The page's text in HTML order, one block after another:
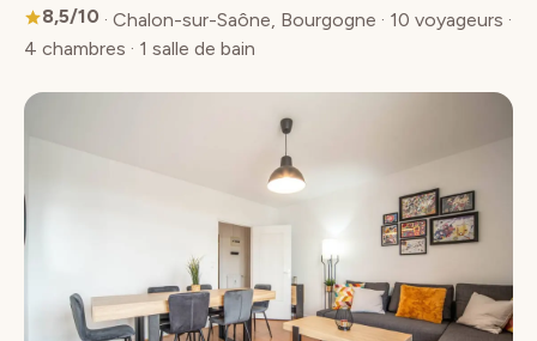
8,5/10 · Chalon-sur-Saône, Bourgogne · 10 voyageurs ·
4 chambres · 1 salle de bain